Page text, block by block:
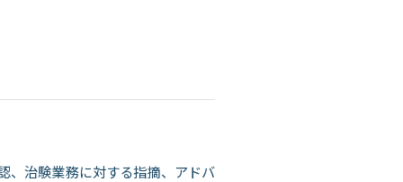
、治験業務に対する指摘、アドバ